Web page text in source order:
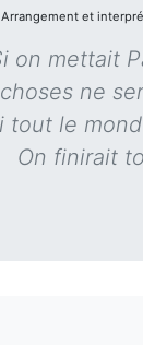
Arrangement et
on mettait
ne
tout le
On finirait